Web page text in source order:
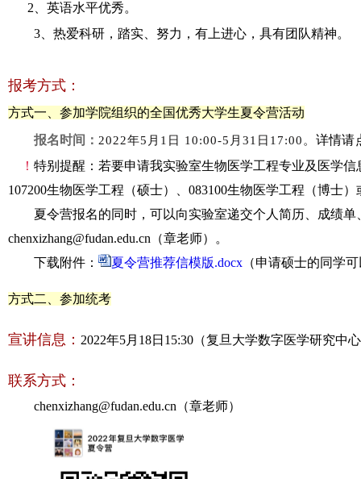
2、英语水平优秀。
3 、热爱科研，踏实、努力，有上进心，具有团队精神。
报考方式：
方式一、参加学院组织的全国优秀大学生夏令营活动
报名时间： 2022年5月1日 10:00-5月31日17:00。 详情请
！ 特别提醒：若要申请我实验室生物医学工程专业及 医学信
107200生物医学工程（硕士）
083100生物医学工程（博士）
夏令营报名的同时，可以向实验室递交个人简历、成绩
chenxizhang@fudan.edu.cn（章老师）。
下载附件：
夏令营推荐信模版.docx （申请硕士的同学
方式二、参加统考
宣讲信息： 2022年5月18日15:30（复旦大学数字医学研究中
联系方式：
chenxizhang@fudan.edu.cn（章老师）